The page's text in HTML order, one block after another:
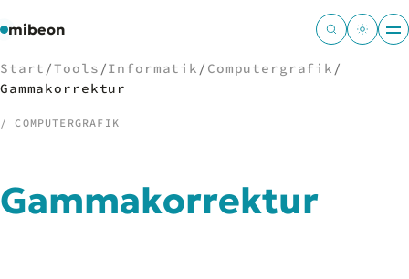
mibeon
01 Start
Start /Tools /Informatik / Computergrafik /
Gammakorrektur
/ COMPUTERGRAFIK
Gammakorrektur